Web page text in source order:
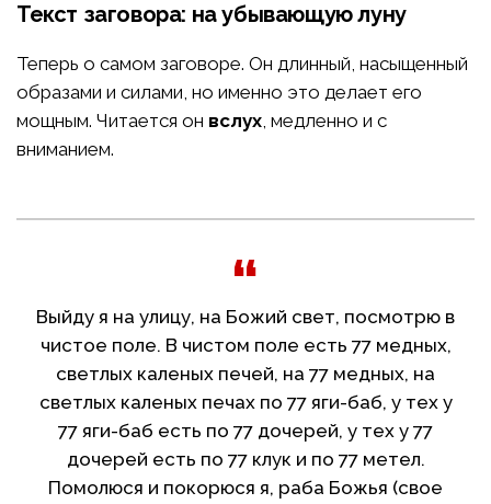
Текст заговора: на убывающую луну
Теперь о самом заговоре. Он длинный, насыщенный
образами и силами, но именно это делает его
мощным. Читается он вслух, медленно и с
вниманием.
Выйду я на улицу, на Божий свет, посмотрю в
чистое поле. В чистом поле есть 77 медных,
светлых каленых печей, на 77 медных, на
светлых каленых печах по 77 яги-баб, у тех у
77 яги-баб есть по 77 дочерей, у тех у 77
дочерей есть по 77 клук и по 77 метел.
Помолюся и покорюся я, раба Божья (свое